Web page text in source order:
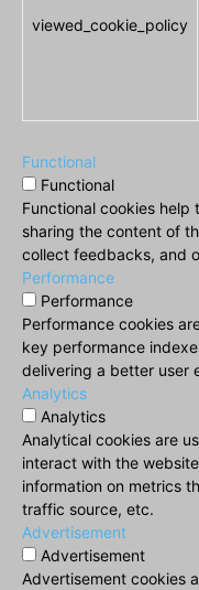
viewed_cookie_policy
Functional
Functional
Functional cookies
sharing the content of
collect feedbacks, and
Performance
Performance
Performance cookies
key performance
delivering a better user
Analytics
Analytics
Analytical cookies are
interact with the
information on metrics
traffic source, etc.
Advertisement
Advertisement
Advertisement cookies